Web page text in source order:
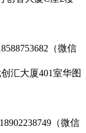
（微信
汇大厦401室华图
（微信